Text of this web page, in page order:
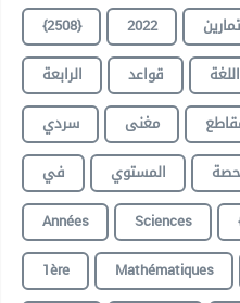
{2508} 2022 تمارين
الرابعة
قواعد اللغة
سردي
مغنى
في
المستوي حصة
Années
Sciences
1ère
Mathématiques